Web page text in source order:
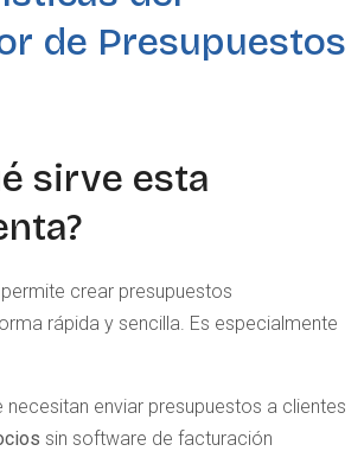
de Presupuestos
sirve esta
crear presupuestos
rápida y sencilla. Es especialmente
necesitan enviar presupuestos a clientes
sin software de facturación